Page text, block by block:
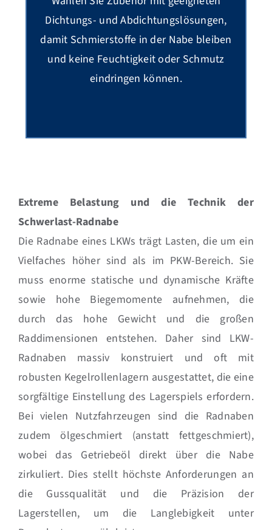
Dichtungs- und Abdichtungslösungen,
damit Schmierstoffe in der Nabe bleiben
und keine Feuchtigkeit oder Schmutz
eindringen können.
Extreme Belastung und die Technik der
Schwerlast-Radnabe
Die Radnabe eines LKWs trägt Lasten, die um ein
Vielfaches höher sind als im PKW-Bereich. Sie
muss enorme statische und dynamische Kräfte
sowie hohe Biegemomente aufnehmen, die
durch das hohe Gewicht und die großen
Raddimensionen entstehen. Daher sind LKW-
Radnaben massiv konstruiert und oft mit
robusten Kegelrollenlagern ausgestattet, die eine
sorgfältige Einstellung des Lagerspiels erfordern.
Bei vielen Nutzfahrzeugen sind die Radnaben
zudem ölgeschmiert (anstatt fettgeschmiert),
wobei das Getriebeöl direkt über die Nabe
zirkuliert. Dies stellt höchste Anforderungen an
die Gussqualität und die Präzision der
Lagerstellen, um die Langlebigkeit unter